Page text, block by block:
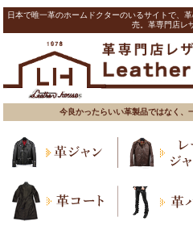
日本で唯一革のホームドクターのいるサイトで、
売。革専門店レ
今良かったらいい革製品ではなく、